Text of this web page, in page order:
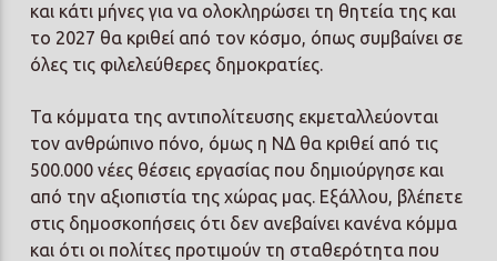
και κάτι μήνες για να ολοκληρώσει τη θητεία της και
το 2027 θα κριθεί από τον κόσμο, όπως συμβαίνει σε
όλες τις φιλελεύθερες δημοκρατίες.
Τα κόμματα της αντιπολίτευσης εκμεταλλεύονται
τον ανθρώπινο πόνο, όμως η ΝΔ θα κριθεί από τις
500.000 νέες θέσεις εργασίας που δημιούργησε και
από την αξιοπιστία της χώρας μας. Εξάλλου, βλέπετε
στις δημοσκοπήσεις ότι δεν ανεβαίνει κανένα κόμμα
και ότι οι πολίτες προτιμούν τη σταθερότητα που